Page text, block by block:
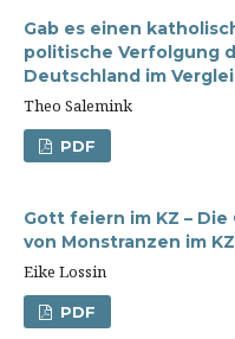
Gab es einen
politische Verfolgung
Deutschland im
Theo Salemink
PDF
Gott feiern im KZ –
von Monstranzen im
Eike Lossin
PDF